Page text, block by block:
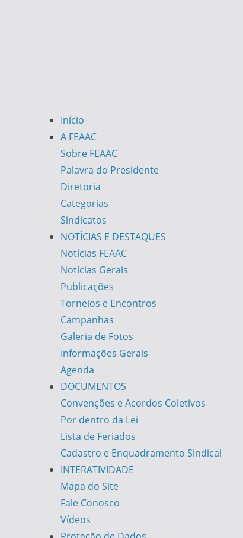
Início
A FEAAC
Sobre FEAAC
Palavra do Presidente
Diretoria
Categorias
Sindicatos
NOTÍCIAS E DESTAQUES
Notícias FEAAC
Notícias Gerais
Publicações
Torneios e Encontros
Campanhas
Galeria de Fotos
Informações Gerais
Agenda
DOCUMENTOS
Convenções e Acordos Coletivos
Por dentro da Lei
Lista de Feriados
Cadastro e Enquadramento Sindical
INTERATIVIDADE
Mapa do Site
Fale Conosco
Vídeos